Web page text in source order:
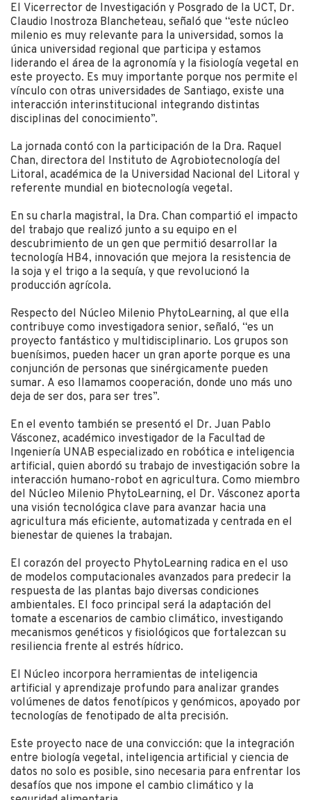
El Vicerrector de Investigación y Posgrado de la UCT, Dr.
Claudio Inostroza Blancheteau, señaló que “este núcleo
milenio es muy relevante para la universidad, somos la
única universidad regional que participa y estamos
liderando el área de la agronomía y la fisiología vegetal en
este proyecto. Es muy importante porque nos permite el
vínculo con otras universidades de Santiago, existe una
interacción interinstitucional integrando distintas
disciplinas del conocimiento”.
La jornada contó con la participación de la Dra. Raquel
Chan, directora del Instituto de Agrobiotecnología del
Litoral, académica de la Universidad Nacional del Litoral y
referente mundial en biotecnología vegetal.
En su charla magistral, la Dra. Chan compartió el impacto
del trabajo que realizó junto a su equipo en el
descubrimiento de un gen que permitió desarrollar la
tecnología HB4, innovación que mejora la resistencia de
la soja y el trigo a la sequía, y que revolucionó la
producción agrícola.
Respecto del Núcleo Milenio PhytoLearning, al que ella
contribuye como investigadora senior, señaló, “es un
proyecto fantástico y multidisciplinario. Los grupos son
buenísimos, pueden hacer un gran aporte porque es una
conjunción de personas que sinérgicamente pueden
sumar. A eso llamamos cooperación, donde uno más uno
deja de ser dos, para ser tres”.
En el evento también se presentó el Dr. Juan Pablo
Vásconez, académico investigador de la Facultad de
Ingeniería UNAB especializado en robótica e inteligencia
artificial, quien abordó su trabajo de investigación sobre la
interacción humano-robot en agricultura. Como miembro
del Núcleo Milenio PhytoLearning, el Dr. Vásconez aporta
una visión tecnológica clave para avanzar hacia una
agricultura más eficiente, automatizada y centrada en el
bienestar de quienes la trabajan.
El corazón del proyecto PhytoLearning radica en el uso
de modelos computacionales avanzados para predecir la
respuesta de las plantas bajo diversas condiciones
ambientales. El foco principal será la adaptación del
tomate a escenarios de cambio climático, investigando
mecanismos genéticos y fisiológicos que fortalezcan su
resiliencia frente al estrés hídrico.
El Núcleo incorpora herramientas de inteligencia
artificial y aprendizaje profundo para analizar grandes
volúmenes de datos fenotípicos y genómicos, apoyado por
tecnologías de fenotipado de alta precisión.
Este proyecto nace de una convicción: que la integración
entre biología vegetal, inteligencia artificial y ciencia de
datos no solo es posible, sino necesaria para enfrentar los
desafíos que nos impone el cambio climático y la